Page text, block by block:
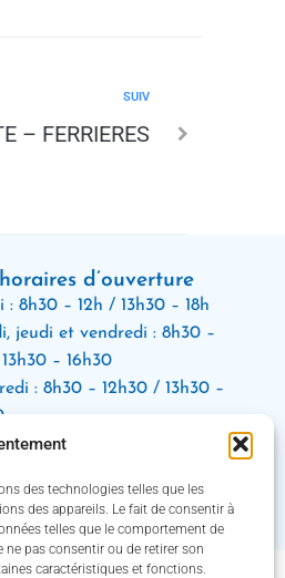
des technologies telles que les
des appareils. Le fait de consentir à
telles que le comportement de
ne pas consentir ou de retirer son
caractéristiques et fonctions.
SUIV
– FERRIERES
d’ouverture
: 8h30 – 12h / 13h30 – 18h
jeudi et vendredi : 8h30 –
– 16h30
: 8h30 – 12h30 / 13h30 –
des eaux fermé le jeudi)
nous !